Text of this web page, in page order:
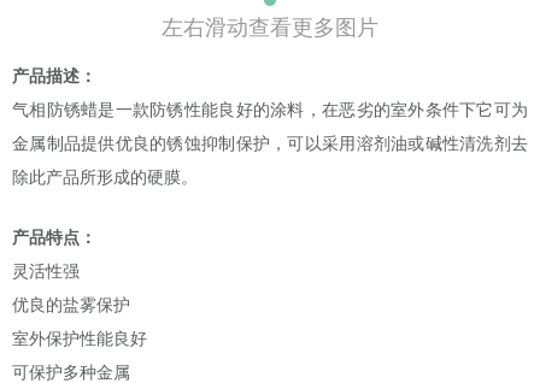
左右滑动查看更多图片
产品描述：
气相防锈蜡是一款防锈性能良好的涂料，在恶劣的室外条件下它可为
金属制品提供优良的锈蚀抑制保护，可以采用溶剂油或碱性清洗剂去
除此产品所形成的硬膜。
产品特点：
灵活性强
优良的盐雾保护
室外保护性能良好
可保护多种金属